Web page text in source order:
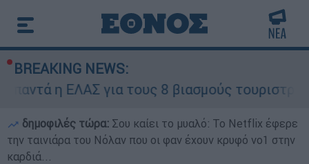
BREAKING NEWS:
για τους 8 βιασμούς τουριστριών - «Μόνο 3
δημοφιλές τώρα: Σου καίει το μυαλό: Το Netflix έφερε
την ταινιάρα του Νόλαν που οι φαν έχουν κρυφό νο1 στην
καρδιά...